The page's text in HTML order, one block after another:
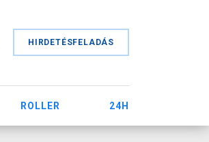
HIRDETÉSFELADÁS
ROLLER 24H